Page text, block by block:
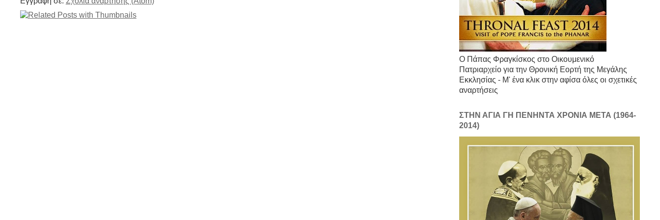
Ο Πάπας Φραγκίσκος στο Οικουμενικό
Πατριαρχείο για την Θρονική Εορτή της Μεγάλης
Εκκλησίας - Μ' ένα κλικ στην αφίσα όλες οι σχετικές
αναρτήσεις
ΣΤΗΝ ΑΓΙΑ ΓΗ ΠΕΝΗΝΤΑ ΧΡΟΝΙΑ ΜΕΤΑ (1964-
2014)